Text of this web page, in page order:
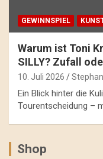
GEWINNSPIEL
Warum ist Toni
SILLY? Zufall
10. Juli 2026
Ein Blick hinter die
Tourentscheidung –
Shop